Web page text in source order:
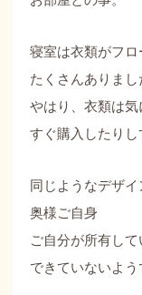
寝室は衣類がフ
たくさんありまし
やはり、衣類は
すぐ購入したりし
同じようなデザイ
奥様ご自身
ご自分が所有し
できていないよう